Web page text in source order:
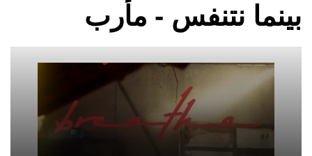
بينما نتنفس - مأرب